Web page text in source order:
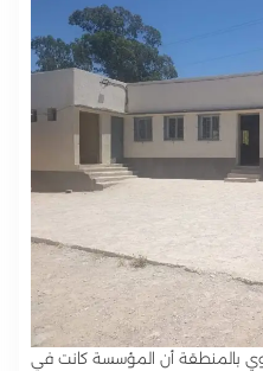
بالمنطقة أن المؤسسة كانت في